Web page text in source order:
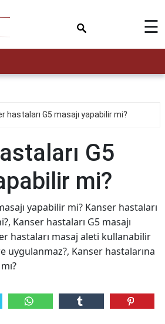
☰
hastaları G5 masajı yapabilir mi?
G5
mi?
yapabilir mi? Kanser hastaları
Kanser hastaları G5 masajı
hastaları masaj aleti kullanabilir
uygulanmaz?, Kanser hastalarına